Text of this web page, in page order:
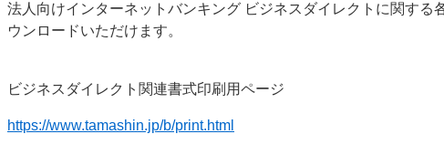
法人向けインターネットバンキング ビジネスダイレクトに関する
ウンロードいただけます。
ビジネスダイレクト関連書式印刷用ページ
https://www.tamashin.jp/b/print.html